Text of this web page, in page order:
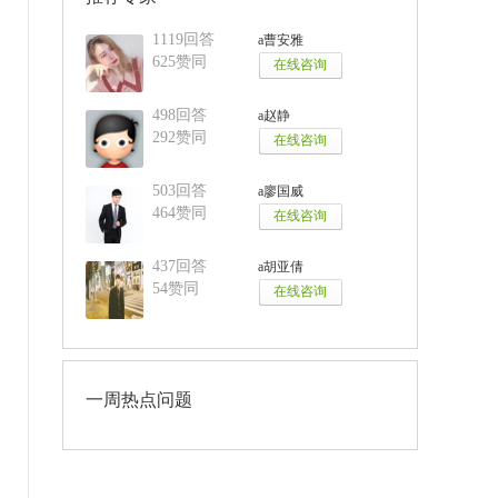
a曹安雅
1119回答
625赞同
a赵静
498回答
292赞同
a廖国威
503回答
464赞同
a胡亚倩
437回答
54赞同
一周热点问题